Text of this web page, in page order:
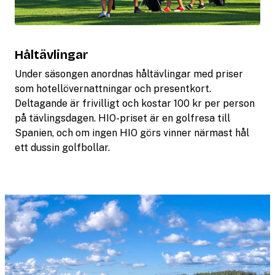
Håltävlingar
Under säsongen anordnas håltävlingar med priser
som hotellövernattningar och presentkort.
Deltagande är frivilligt och kostar 100 kr per person
på tävlingsdagen. HIO-priset är en golfresa till
Spanien, och om ingen HIO görs vinner närmast hål
ett dussin golfbollar.